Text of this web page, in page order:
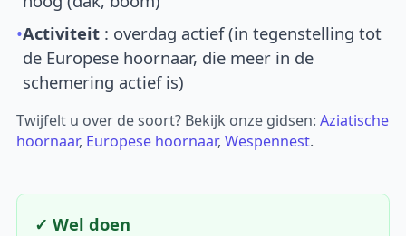
•Activiteit : overdag actief (in tegenstelling tot
de Europese hoornaar, die meer in de
schemering actief is)
Twijfelt u over de soort? Bekijk onze gidsen:Aziatische
hoornaar, Europese hoornaar,Wespennest.
✓ Wel doen